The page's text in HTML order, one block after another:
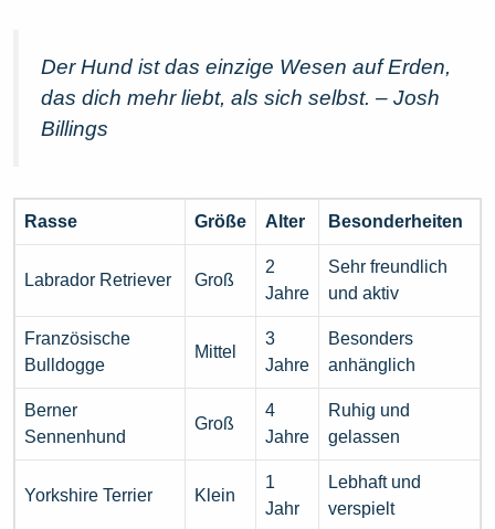
Der Hund ist das einzige Wesen auf Erden,
das dich mehr liebt, als sich selbst. – Josh
Billings
Rasse Größe Alter Besonderheiten
Labrador Retriever Groß
2
Jahre
Sehr freundlich
und aktiv
Französische
Bulldogge
Mittel
3
Jahre
Besonders
anhänglich
Berner
Sennenhund
Groß
4
Jahre
Ruhig und
gelassen
Yorkshire Terrier Klein
1
Jahr
Lebhaft und
verspielt